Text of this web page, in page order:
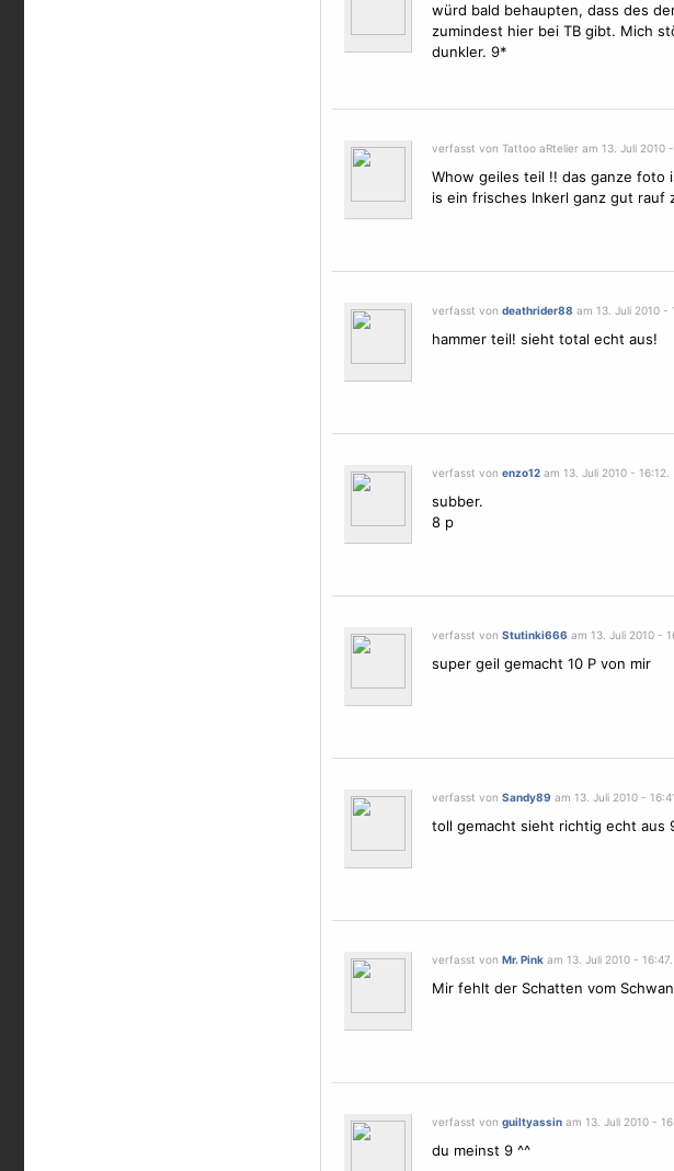
würd bald behaupten, dass des
zumindest hier bei TB gibt. Mich
dunkler. 9*
verfasst von Tattoo aRtelier am 13. Juli 2010 -
Whow geiles teil !! das ganze foto
is ein frisches Inkerl ganz gut rauf
verfasst von deathrider88 am 13. Juli 2010 -
hammer teil! sieht total echt aus!
verfasst von enzo12am 13. Juli 2010 - 16:12.
subber.
8 p
verfasst von Stutinki666 am 13. Juli 2010 -
super geil gemacht 10 P von mir
verfasst von Sandy89 am 13. Juli 2010 -
toll gemacht sieht richtig echt aus
verfasst von Mr. Pinkam 13. Juli 2010 - 16:47.
Mir fehlt der Schatten vom
verfasst von guiltyassinam 13. Juli 2010 -
du meinst 9 ^^